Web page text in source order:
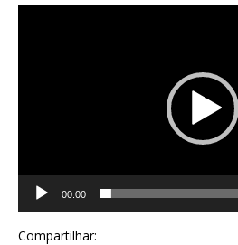
00:00
Compartilhar: